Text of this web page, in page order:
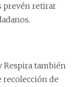
prevén retirar
Respira también
recolección de